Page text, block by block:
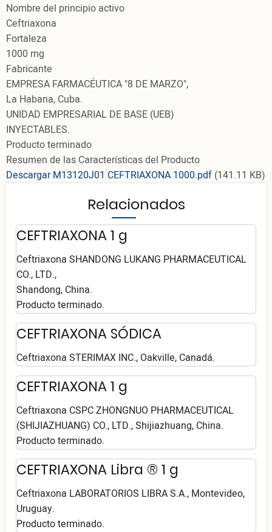
Nombre del principio activo
Ceftriaxona
Fortaleza
1000 mg
Fabricante
EMPRESA FARMACÉUTICA "8 DE MARZO",
La Habana, Cuba.
UNIDAD EMPRESARIAL DE BASE (UEB)
INYECTABLES.
Producto terminado
Resumen de las Características del Producto
Descargar M13120J01 CEFTRIAXONA 1000.pdf (141.11 KB)
Relacionados
CEFTRIAXONA 1 g
Ceftriaxona SHANDONG LUKANG PHARMACEUTICAL
CO., LTD.,
Shandong, China.
Producto terminado.
CEFTRIAXONA SÓDICA
Ceftriaxona STERIMAX INC., Oakville, Canadá.
CEFTRIAXONA 1 g
Ceftriaxona CSPC ZHONGNUO PHARMACEUTICAL
(SHIJIAZHUANG) CO., LTD., Shijiazhuang, China.
Producto terminado.
CEFTRIAXONA Libra ® 1 g
Ceftriaxona LABORATORIOS LIBRA S.A., Montevideo,
Uruguay.
Producto terminado.